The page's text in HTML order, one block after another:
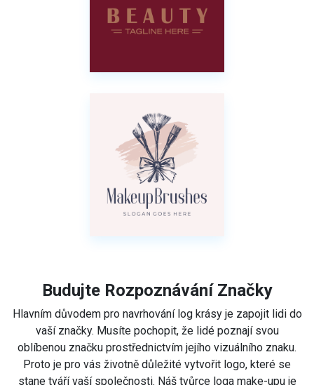
Budujte Rozpoznávání Značky
Hlavním důvodem pro navrhování log krásy je zapojit lidi do
vaší značky. Musíte pochopit, že lidé poznají svou
oblíbenou značku prostřednictvím jejího vizuálního znaku.
Proto je pro vás životně důležité vytvořit logo, které se
stane tváří vaší společnosti. Náš tvůrce loga make-upu je